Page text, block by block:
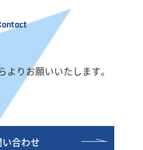
よりお願いいたします。
合わせ